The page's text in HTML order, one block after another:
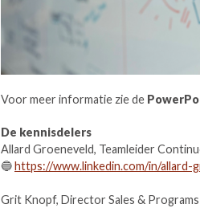
Voor meer informatie zie de
De kennisdelers
Allard Groeneveld, Teamleider
🔵https://www.linkedin.com/in/allard-
Grit Knopf, Director Sales & Programs